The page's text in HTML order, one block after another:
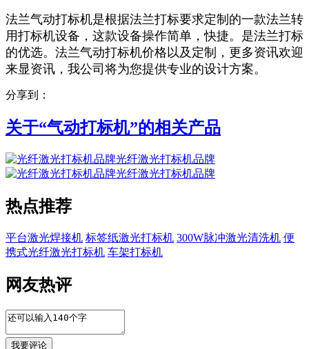
法兰气动打标机是根据法兰打标要求定制的一款法兰转
用打标机设备，这款设备操作简单，快捷。是法兰打标
的优选。法兰气动打标机价格以及定制，更多资讯欢迎
来显资讯，我公司将为您提供专业的设计方案。
分享到：
关于“气动打标机”的相关产品
光纤激光打标机品牌
光纤激光打标机品牌
热点推荐
平台激光焊接机 标签纸激光打标机 300W脉冲激光清洗机 便
携式光纤激光打标机 车架打标机
网友热评